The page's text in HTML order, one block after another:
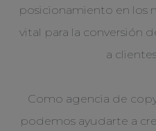
posicionamiento en los
vital para la conversión
a
Como agencia de
podemos ayudarte a